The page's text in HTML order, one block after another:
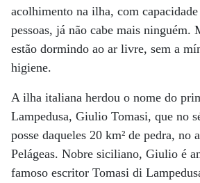
acolhimento na ilha, com capacidade
pessoas, já não cabe mais ninguém.
estão dormindo ao ar livre, sem a
higiene.
A ilha italiana herdou o nome do
Lampedusa, Giulio Tomasi, que no
posse daqueles 20 km² de pedra, no
Pelágeas. Nobre siciliano, Giulio é
famoso escritor Tomasi di